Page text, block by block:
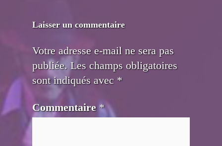
Laisser un commentaire
Votre adresse e-mail ne sera pas
publiée. Les champs obligatoires
sont indiqués avec *
Commentaire *